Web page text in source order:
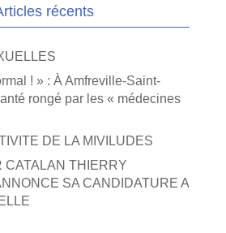
récents
! » : À Amfreville-Saint-
rongé par les « médecines
DE LA MIVILUDES
CATALAN THIERRY
SA CANDIDATURE A